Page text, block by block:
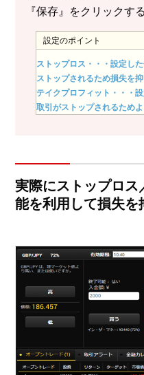
『保存』をクリックす
設定のポイント
ストップロス・・・設定し
ストップされるため損失を
テイクプロフィット・・・
取引がストップされるため
実際にストップロ
能を利用して損失を